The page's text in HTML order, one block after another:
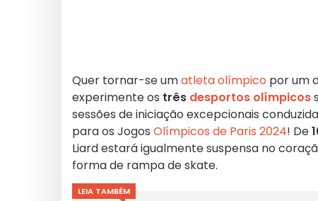
Quer tornar-se umatleta olímpico por um
experimente os três desportos olímpicos
sessões de iniciação excepcionais
para os Jogos Olímpicos de Paris 2024! De
Liard estará igualmente suspensa no
forma de rampa de skate.
LEIA TAMBÉM